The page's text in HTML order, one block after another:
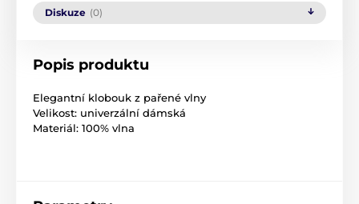
Diskuze (0)
Popis produktu
Elegantní klobouk z pařené vlny
Velikost: univerzální dámská
Materiál: 100% vlna